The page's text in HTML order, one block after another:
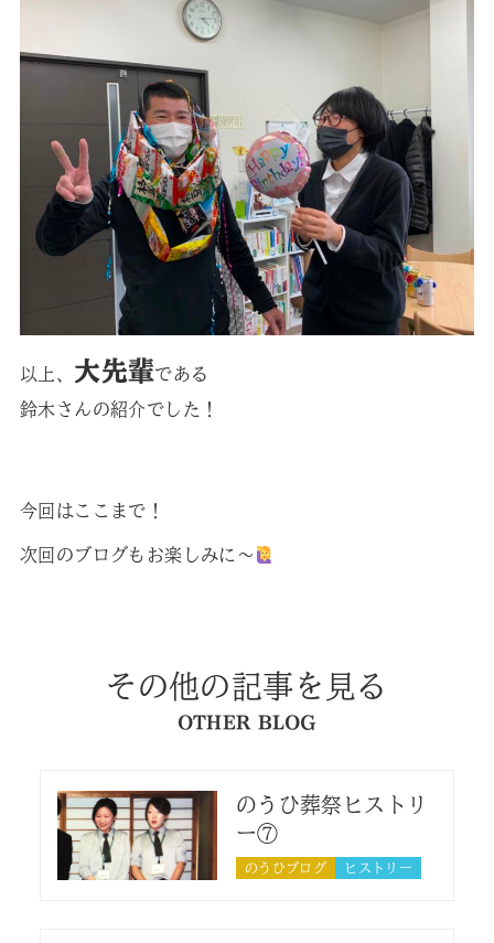
以上、 大先輩である
鈴木さんの紹介でした！
今回はここまで！
次回のブログもお楽しみに〜
その他の記事を見る
OTHER BLOG
のうひ葬祭ヒストリ
ー⑦
のうひブログ ヒストリー